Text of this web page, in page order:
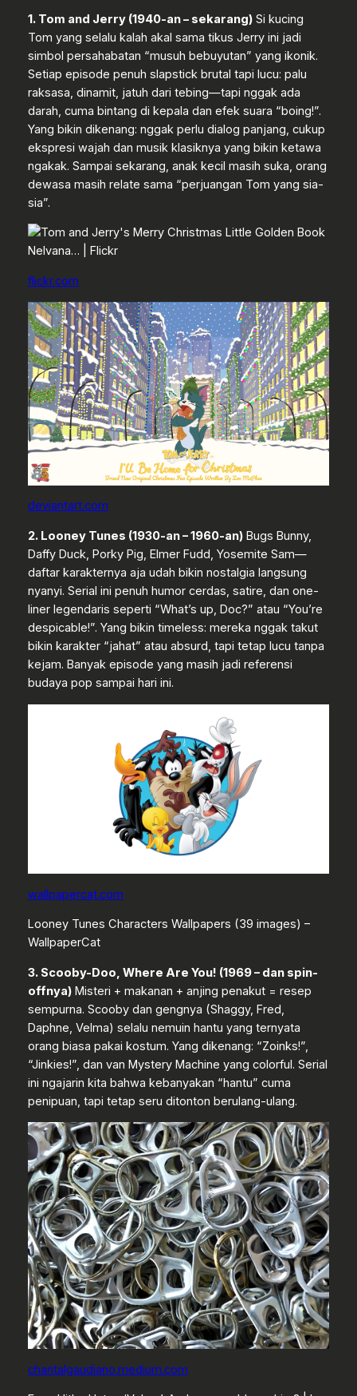
1. Tom and Jerry (1940-an – sekarang)Si kucing
Tom yang selalu kalah akal sama tikus Jerry ini jadi
simbol persahabatan “musuh bebuyutan” yang ikonik.
Setiap episode penuh slapstick brutal tapi lucu: palu
raksasa, dinamit, jatuh dari tebing—tapi nggak ada
darah, cuma bintang di kepala dan efek suara “boing!”.
Yang bikin dikenang: nggak perlu dialog panjang, cukup
ekspresi wajah dan musik klasiknya yang bikin ketawa
ngakak. Sampai sekarang, anak kecil masih suka, orang
dewasa masih relate sama “perjuangan Tom yang sia-
sia”.
flickr.com
deviantart.com
2. Looney Tunes (1930-an – 1960-an)Bugs Bunny,
Daffy Duck, Porky Pig, Elmer Fudd, Yosemite Sam—
daftar karakternya aja udah bikin nostalgia langsung
nyanyi. Serial ini penuh humor cerdas, satire, dan one-
liner legendaris seperti “What’s up, Doc?” atau “You’re
despicable!”. Yang bikin timeless: mereka nggak takut
bikin karakter “jahat” atau absurd, tapi tetap lucu tanpa
kejam. Banyak episode yang masih jadi referensi
budaya pop sampai hari ini.
wallpapercat.com
Looney Tunes Characters Wallpapers (39 images) –
WallpaperCat
3. Scooby-Doo, Where Are You! (1969 – dan spin-
offnya)Misteri + makanan + anjing penakut = resep
sempurna. Scooby dan gengnya (Shaggy, Fred,
Daphne, Velma) selalu nemuin hantu yang ternyata
orang biasa pakai kostum. Yang dikenang: “Zoinks!”,
“Jinkies!”, dan van Mystery Machine yang colorful. Serial
ini ngajarin kita bahwa kebanyakan “hantu” cuma
penipuan, tapi tetap seru ditonton berulang-ulang.
chantalgaudiano.medium.com